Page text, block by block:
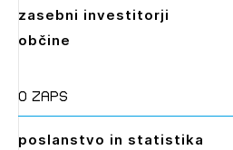
zasebni investitorji
občine
O zaps
poslanstvo in statistika